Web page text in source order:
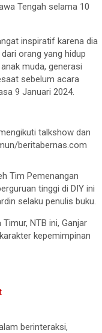
Tengah selama 10
inspiratif karena dia
orang yang hidup
muda, generasi
sebelum acara
9 Januari 2024.
talkshow dan
beritabernas.com
Tim Pemenangan
tinggi di DIY ini
selaku penulis buku.
NTB ini, Ganjar
kepemimpinan
berinteraksi,